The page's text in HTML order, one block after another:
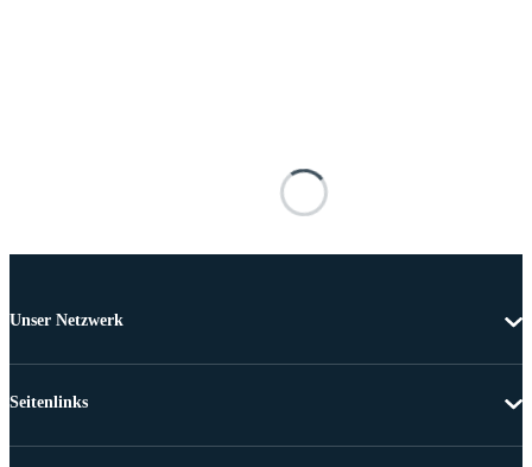
Unser Netzwerk
Seitenlinks